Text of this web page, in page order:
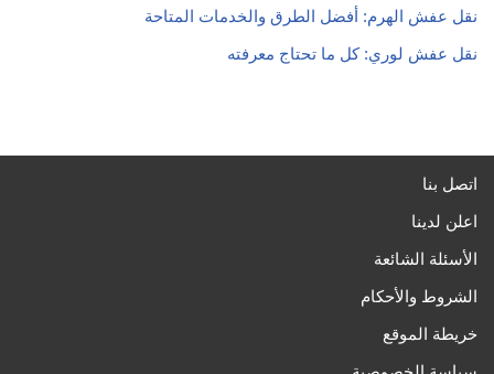
نقل عفش الهرم: أفضل الطرق والخدمات المتاحة
نقل عفش لوري: كل ما تحتاج معرفته
اتصل بنا
اعلن لدينا
الأسئلة الشائعة
الشروط والأحكام
خريطة الموقع